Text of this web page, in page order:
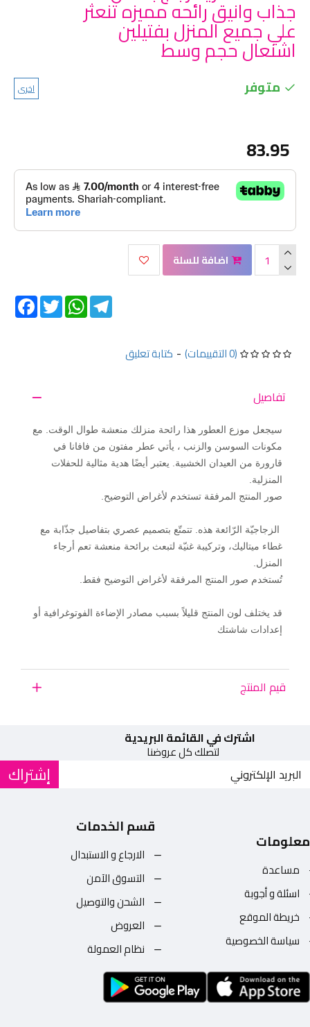
جذاب وانيق رائحه مميزه تنعثر
علي جميع المنزل بفتيلين
اشنعال حجم وسط
متوفر اخرى
(0 التقييمات) - كتابة تعليق
83.95
اضافة للسلة
Twitter
WhatsAppTelegram
تفاصيل
سيجعل موزع العطور هذا رائحة منزلك منعشة طوال الوقت. مع
مكونات السوسن والزنب ، يأتي عطر مفتون من فافانا في
قارورة من العيدان الخشبية. يعتبر أيضًا هدية مثالية للحفلات
المنزلية.
صور المنتج المرفقة تستخدم لأغراض التوضيح.
الزجاجيّة الرّائعة هذه. تتمتّع بتصميم عصري بتفاصيل جذّابة مع
غطاء ميتاليك، وتركيبة غنيّة لتبعث برائحة منعشة تعم أرجاء
المنزل.
تُستخدم صور المنتج المرفقة لأغراض التوضيح فقط.
قد يختلف لون المنتج قليلاً بسبب مصادر الإضاءة الفوتوغرافية أو
إعدادات شاشتك
قيم المنتج
اشترك في القائمة البريدية
لتصلك كل عروضنا
إشتراك
معلومات
مساعدة
اسئلة و أجوبة
خريطة الموقع
سياسة الخصوصية
قسم الخدمات
الارجاع و الاستبدال
التسوق الآمن
الشحن والتوصيل
العروض
نظام العمولة